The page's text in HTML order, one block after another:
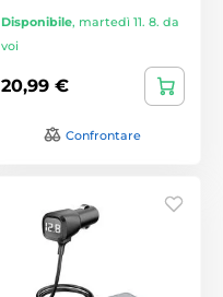
Disponibile, martedì 11. 8. da
voi
20,99 €
Confrontare